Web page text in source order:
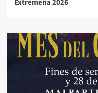
Extremeña 2026